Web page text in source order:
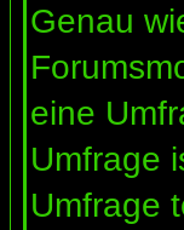
Genau
eine
Umfrage
Umfrage